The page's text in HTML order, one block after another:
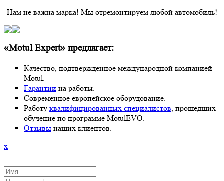
Нам не важна марка! Мы отремонтируем любой автомобиль!
«Motul Expert» предлагает:
Качество, подтвержденное международной компанией
Motul.
Гарантии на работы.
Современное европейское оборудование.
Работу квалифицированных специалистов, прошедших
обучение по программе MotulEVO.
Отзывы наших клиентов.
x